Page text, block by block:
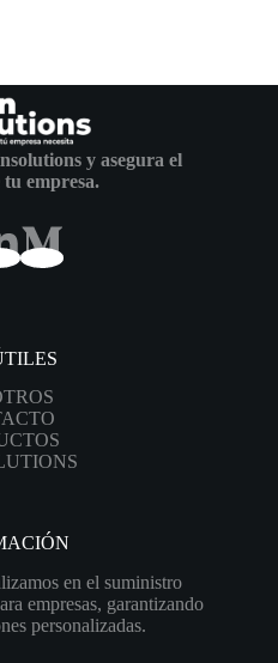
y asegura el
tu empresa.
en el suministro
empresas, garantizando
personalizadas.